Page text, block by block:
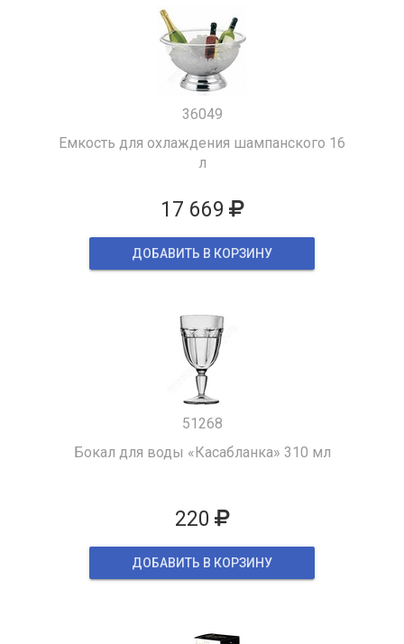
36049
Емкость для охлаждения шампанского 16
л
17 669
ДОБАВИТЬ В КОРЗИНУ
51268
Бокал для воды «Касабланка» 310 мл
220
ДОБАВИТЬ В КОРЗИНУ